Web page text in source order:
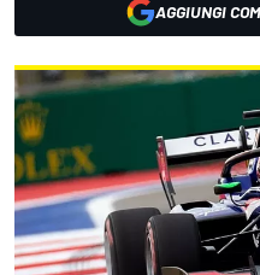
AGGIUNGI